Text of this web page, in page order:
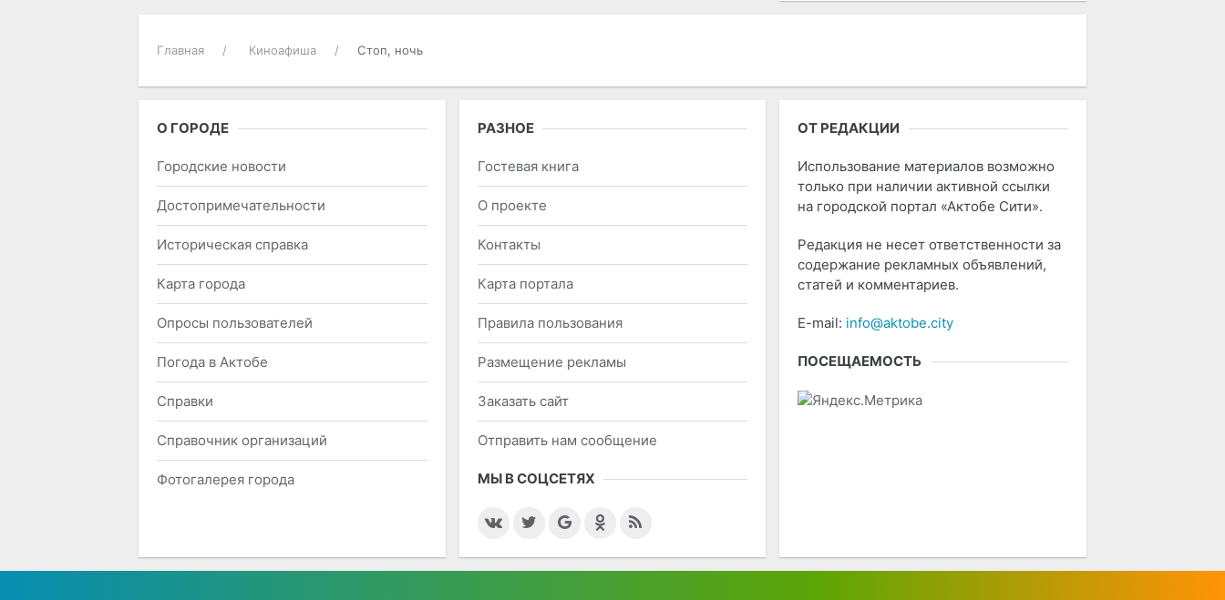
Главная Киноафиша Стоп, ночь
О ГОРОДЕ
Городские новости
Достопримечательности
Историческая справка
Карта города
Опросы пользователей
Погода в Актобе
Справки
Справочник организаций
Фотогалерея города
РАЗНОЕ
Гостевая книга
О проекте
Контакты
Карта портала
Правила пользования
Размещение рекламы
Заказать сайт
Отправить нам сообщение
МЫ В СОЦСЕТЯХ
ОТ РЕДАКЦИИ
Использование материалов возможно
только при наличии активной ссылки
на городской портал «Актобе Сити».
Редакция не несет ответственности за
содержание рекламных объявлений,
статей и комментариев.
E-mail: info@aktobe.city
ПОСЕЩАЕМОСТЬ